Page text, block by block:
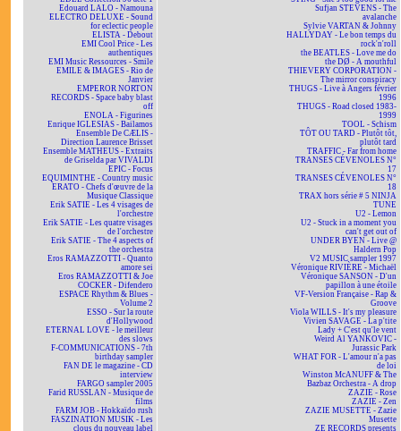
Edouard LALO - Namouna
ELECTRO DELUXE - Sound
for eclectic people
ELISTA - Debout
EMI Cool Price - Les
authentiques
EMI Music Ressources - Smile
EMILE & IMAGES - Rio de
Janvier
EMPEROR NORTON
RECORDS - Space baby blast
off
ENOLA - Figurines
Enrique IGLESIAS - Bailamos
Ensemble De CÆLIS -
Direction Laurence Brisset
Ensemble MATHEUS - Extraits
de Griselda par VIVALDI
EPIC - Focus
EQUIMINTHE - Country music
ERATO - Chefs d'œuvre de la
Musique Classique
Erik SATIE - Les 4 visages de
l'orchestre
Erik SATIE - Les quatre visages
de l'orchestre
Erik SATIE - The 4 aspects of
the orchestra
Eros RAMAZZOTTI - Quanto
amore sei
Eros RAMAZZOTTI & Joe
COCKER - Difendero
ESPACE Rhythm & Blues -
Volume 2
ESSO - Sur la route
d'Hollywood
ETERNAL LOVE - le meilleur
des slows
F-COMMUNICATIONS - 7th
birthday sampler
FAN DE le magazine - CD
interview
FARGO sampler 2005
Farid RUSSLAN - Musique de
films
FARM JOB - Hokkaïdo rush
FASZINATION MUSIK - Les
clous du nouveau label
Sufjan STEVENS - The
avalanche
Sylvie VARTAN & Johnny
HALLYDAY - Le bon temps du
rock'n'roll
the BEATLES - Love me do
the DØ - A mouthful
THIEVERY CORPORATION -
The mirror conspiracy
THUGS - Live à Angers février
1996
THUGS - Road closed 1983-
1999
TOOL - Schism
TÔT OU TARD - Plutôt tôt,
plutôt tard
TRAFFIC - Far from home
TRANSES CÉVENOLES N°
17
TRANSES CÉVENOLES N°
18
TRAX hors série # 5 NINJA
TUNE
U2 - Lemon
U2 - Stuck in a moment you
can't get out of
UNDER BYEN - Live @
Haldern Pop
V2 MUSIC sampler 1997
Véronique RIVIÈRE - Michaël
Véronique SANSON - D'un
papillon à une étoile
VF-Version Française - Rap &
Groove
Viola WILLS - It's my pleasure
Vivien SAVAGE - La p'tite
Lady + C'est qu'le vent
Weird Al YANKOVIC -
Jurassic Park
WHAT FOR - L'amour n'a pas
de loi
Winston McANUFF & The
Bazbaz Orchestra - A drop
ZAZIE - Rose
ZAZIE - Zen
ZAZIE MUSETTE - Zazie
Musette
ZE RECORDS presents